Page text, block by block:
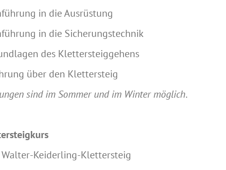
in die Ausrüstung
in die Sicherungstechnik
des Klettersteiggehens
über den Klettersteig
sind im Sommer und im Winter möglich.
Keiderling-Klettersteig